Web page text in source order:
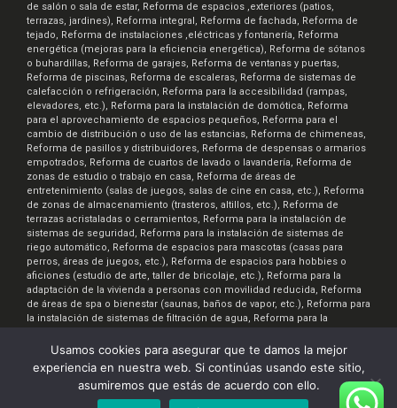
de salón o sala de estar, Reforma de espacios ,exteriores (patios,
terrazas, jardines), Reforma integral, Reforma de fachada, Reforma de
tejado, Reforma de instalaciones ,eléctricas y fontanería, Reforma
energética (mejoras para la eficiencia energética), Reforma de sótanos
o buhardillas, Reforma de garajes, Reforma de ventanas y puertas,
Reforma de piscinas, Reforma de escaleras, Reforma de sistemas de
calefacción o refrigeración, Reforma para la accesibilidad (rampas,
elevadores, etc.), Reforma para la instalación de domótica, Reforma
para el aprovechamiento de espacios pequeños, Reforma para el
cambio de distribución o uso de las estancias, Reforma de chimeneas,
Reforma de pasillos y distribuidores, Reforma de despensas o armarios
empotrados, Reforma de cuartos de lavado o lavandería, Reforma de
zonas de estudio o trabajo en casa, Reforma de áreas de
entretenimiento (salas de juegos, salas de cine en casa, etc.), Reforma
de zonas de almacenamiento (trasteros, altillos, etc.), Reforma de
terrazas acristaladas o cerramientos, Reforma para la instalación de
sistemas de seguridad, Reforma para la instalación de sistemas de
riego automático, Reforma de espacios para mascotas (casas para
perros, áreas de juegos, etc.), Reforma de espacios para hobbies o
aficiones (estudio de arte, taller de bricolaje, etc.), Reforma para la
adaptación de la vivienda a personas con movilidad reducida, Reforma
de áreas de spa o bienestar (saunas, baños de vapor, etc.), Reforma para
la instalación de sistemas de filtración de agua, Reforma para la
para la creación de espacios de almacenamiento de bicicletas o
motocicletas, Reforma para la instalación de sistemas de iluminación
inteligente, Reforma de áreas de comedor al aire libre, Reforma para la
creación de áreas de jardinería o huertos urbanos
Usamos cookies para asegurar que te damos la mejor
experiencia en nuestra web. Si continúas usando este sitio,
asumiremos que estás de acuerdo con ello.